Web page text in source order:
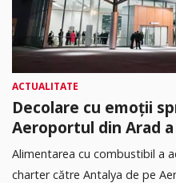
ACTUALITATE
Decolare cu emoții
Aeroportul din Arad
Alimentarea cu combustibil a
charter către Antalya de pe